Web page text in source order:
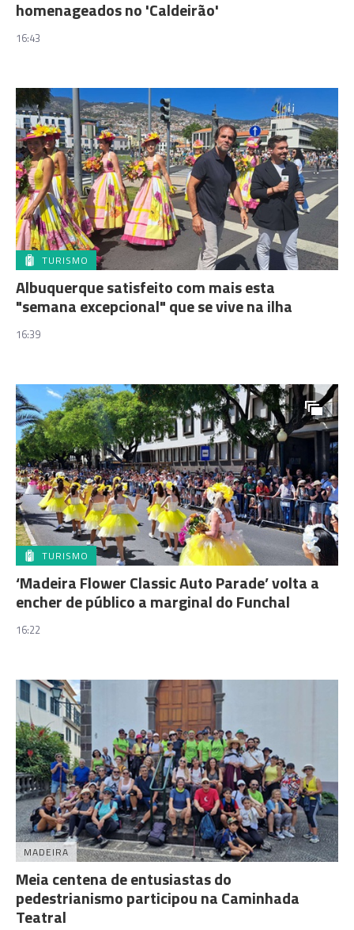
homenageados no 'Caldeirão'
16:43
TURISMO
Albuquerque satisfeito com mais esta
"semana excepcional" que se vive na ilha
16:39
TURISMO
‘Madeira Flower Classic Auto Parade’ volta a
encher de público a marginal do Funchal
16:22
MADEIRA
Meia centena de entusiastas do
pedestrianismo participou na Caminhada
Teatral